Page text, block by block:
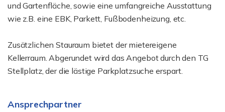
und Gartenfläche, sowie eine umfangreiche Ausstattung
wie z.B. eine EBK, Parkett, Fußbodenheizung, etc.
Zusätzlichen Stauraum bietet der mietereigene
Kellerraum. Abgerundet wird das Angebot durch den TG
Stellplatz, der die lästige Parkplatzsuche erspart.
Ansprechpartner